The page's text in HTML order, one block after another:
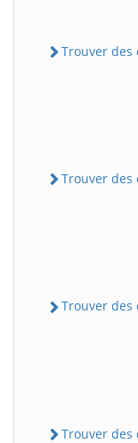
Trouver des
Trouver des
Trouver des
Trouver des